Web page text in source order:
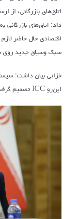
اتاق‌های بازرگانی، از
داد: اتاق‌های
اقتصادی حال حاضر
سبک وسیاق جدید روی
خزائی بیان داشت:
این‌رو ICC تصمیم گرفت مدل‌های نوآوری را برای اتاق‌ها فراهم کند.